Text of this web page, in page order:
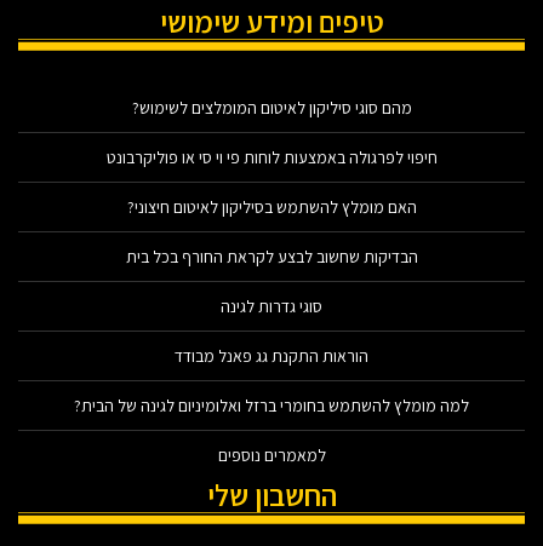
טיפים ומידע שימושי
מהם סוגי סיליקון לאיטום המומלצים לשימוש?
חיפוי לפרגולה באמצעות לוחות פי וי סי או פוליקרבונט
האם מומלץ להשתמש בסיליקון לאיטום חיצוני?
הבדיקות שחשוב לבצע לקראת החורף בכל בית
סוגי גדרות לגינה
הוראות התקנת גג פאנל מבודד
למה מומלץ להשתמש בחומרי ברזל ואלומיניום לגינה של הבית?
למאמרים נוספים
החשבון שלי